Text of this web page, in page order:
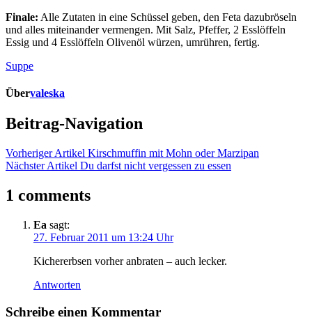
Finale: Alle Zutaten in eine Schüssel geben, den Feta dazubröseln
und alles miteinander vermengen. Mit Salz, Pfeffer, 2 Esslöffeln
Essig und 4 Esslöffeln Olivenöl würzen, umrühren, fertig.
Suppe
Übervaleska
Beitrag-Navigation
Vorheriger Artikel Kirschmuffin mit Mohn oder Marzipan
Nächster Artikel Du darfst nicht vergessen zu essen
1 comments
Ea sagt:
27. Februar 2011 um 13:24 Uhr
Kichererbsen vorher anbraten – auch lecker.
Antworten
Schreibe einen Kommentar